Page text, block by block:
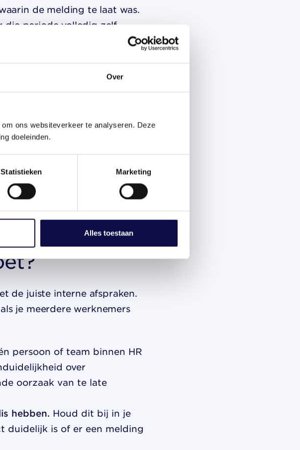
Over
ons websiteverkeer te analyseren. Deze
doeleinden.
Statistieken Marketing
Alles toestaan
de melding te laat was.
die periode volledig zelf
kan dat snel oplopen.
over de dagen dat de
over die periode zelf.
opleggen als er sprake
juist bedoeld is. De
maar dat werkt alleen
de juiste interne afspraken.
je meerdere werknemers
persoon of team binnen HR
over
oorzaak van te late
hebben. Houd dit bij in je
duidelijk is of er een melding